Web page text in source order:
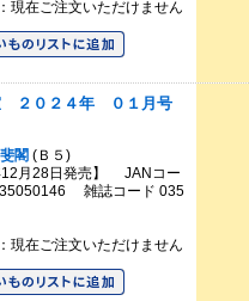
現在ご注文いただけません
２０２４年 ０１月号
閣 (Ｂ５)
12月28日発売】 JANコー
雑誌コード 035
現在ご注文いただけません